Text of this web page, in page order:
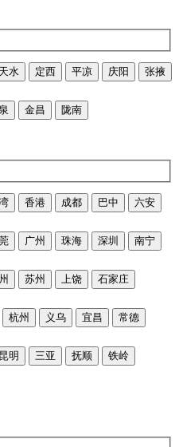
天水 定西 平凉 庆阳 张掖
金昌 陇南
香港 成都 巴中 六安
广州 珠海 深圳 南宁
苏州 上饶 石家庄
杭州 义乌 宜昌 常德
昆明 三亚 抚顺 铁岭